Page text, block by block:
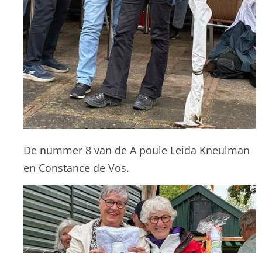
De nummer 8 van de A poule Leida Kneulman
en Constance de Vos.